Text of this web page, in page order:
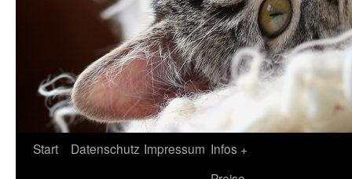
Zum
Start Datenschutz Impressum Infos +